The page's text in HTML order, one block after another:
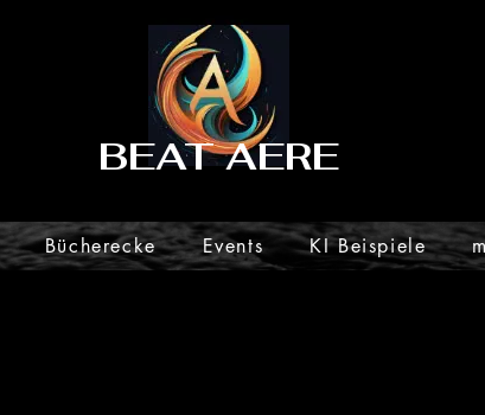
BEAT AERE
Bücherecke Events KI Beispiele